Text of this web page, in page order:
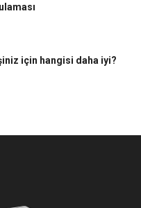
için hangisi daha iyi?